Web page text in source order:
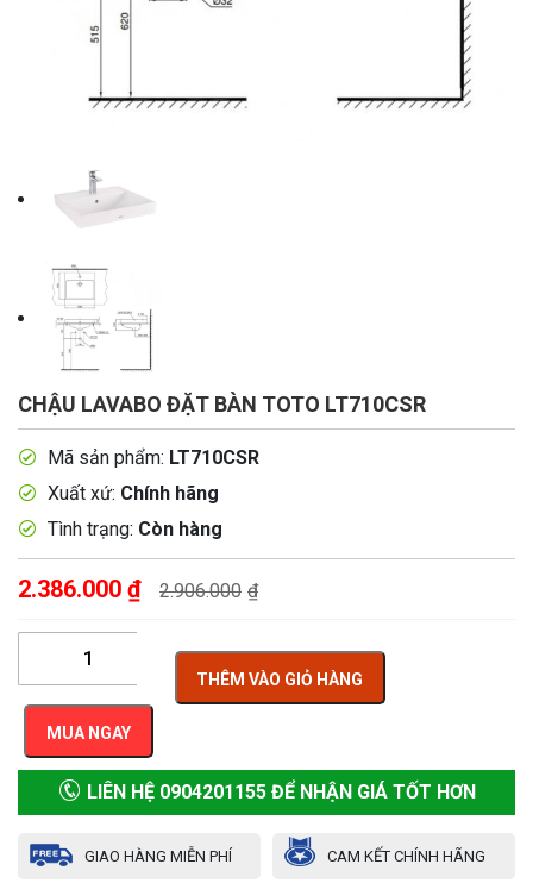
CHẬU LAVABO ĐẶT BÀN TOTO LT710CSR
Mã sản phẩm: LT710CSR
Xuất xứ: Chính hãng
Tình trạng: Còn hàng
2.386.000 ₫ 2.906.000 ₫
THÊM VÀO GIỎ HÀNG
MUA NGAY
LIÊN HỆ 0904201155 ĐỂ NHẬN GIÁ TỐT HƠN
GIAO HÀNG MIỄN PHÍ CAM KẾT CHÍNH HÃNG